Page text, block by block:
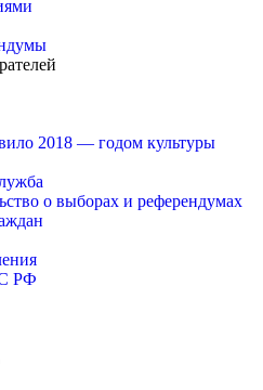
2018 — годом культуры
о выборах и референдумах
РФ